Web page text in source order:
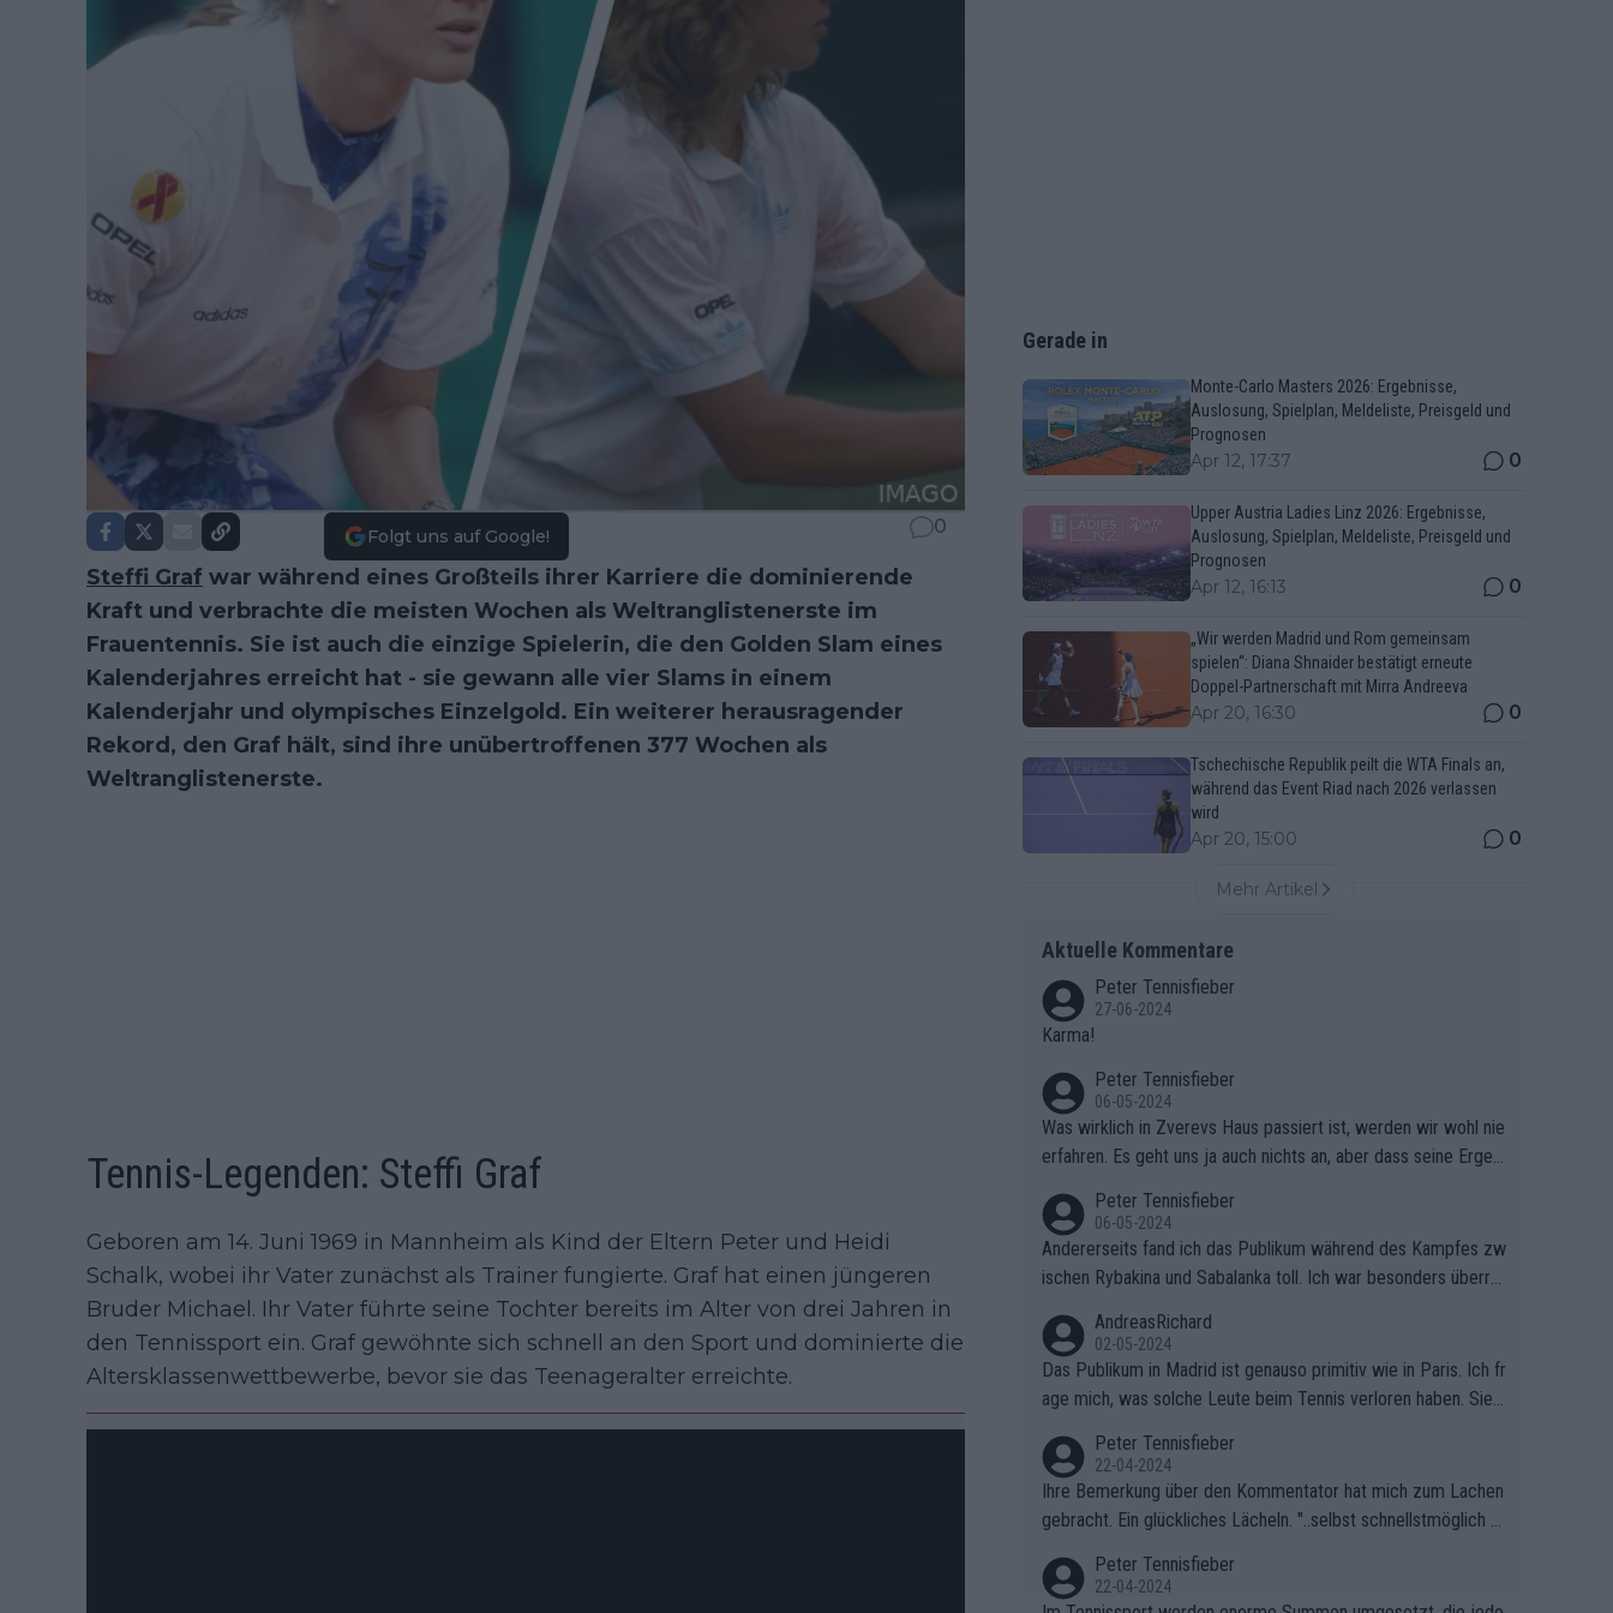
Folgt uns auf Google! 0
Steffi Graf war während eines Großteils ihrer Karriere die dominierende
Kraft und verbrachte die meisten Wochen als Weltranglistenerste im
Frauentennis. Sie ist auch die einzige Spielerin, die den Golden Slam eines
Kalenderjahres erreicht hat - sie gewann alle vier Slams in einem
Kalenderjahr und olympisches Einzelgold. Ein weiterer herausragender
Rekord, den Graf hält, sind ihre unübertroffenen 377 Wochen als
Weltranglistenerste.
Tennis-Legenden: Steffi Graf
Geboren am 14. Juni 1969 in Mannheim als Kind der Eltern Peter und Heidi
Schalk, wobei ihr Vater zunächst als Trainer fungierte. Graf hat einen jüngeren
Bruder Michael. Ihr Vater führte seine Tochter bereits im Alter von drei Jahren in
den Tennissport ein. Graf gewöhnte sich schnell an den Sport und dominierte die
Altersklassenwettbewerbe, bevor sie das Teenageralter erreichte.
Gerade in
Monte-Carlo Masters 2026: Ergebnisse,
Auslosung, Spielplan, Meldeliste, Preisgeld und
Prognosen
Apr 12, 17:37 0
Upper Austria Ladies Linz 2026: Ergebnisse,
Auslosung, Spielplan, Meldeliste, Preisgeld und
Prognosen
Apr 12, 16:13 0
„Wir werden Madrid und Rom gemeinsam
spielen“: Diana Shnaider bestätigt erneute
Doppel-Partnerschaft mit Mirra Andreeva
Apr 20, 16:30 0
Tschechische Republik peilt die WTA Finals an,
während das Event Riad nach 2026 verlassen
wird
Apr 20, 15:00 0
Mehr Artikel
Aktuelle Kommentare
Peter Tennisfieber
27-06-2024
Karma!
Peter Tennisfieber
06-05-2024
Was wirklich in Zverevs Haus passiert ist, werden wir wohl nie
erfahren. Es geht uns ja auch nichts an, aber dass seine Ergeb
Peter Tennisfieber
06-05-2024
Andererseits fand ich das Publikum während des Kampfes zw
ischen Rybakina und Sabalanka toll. Ich war besonders überras
AndreasRichard
02-05-2024
Das Publikum in Madrid ist genauso primitiv wie in Paris. Ich fr
age mich, was solche Leute beim Tennis verloren haben. Sie s
ben.
Peter Tennisfieber
22-04-2024
Ihre Bemerkung über den Kommentator hat mich zum Lachen
gebracht. Ein glückliches Lächeln. "..selbst schnellstmöglich na
Peter Tennisfieber
22-04-2024